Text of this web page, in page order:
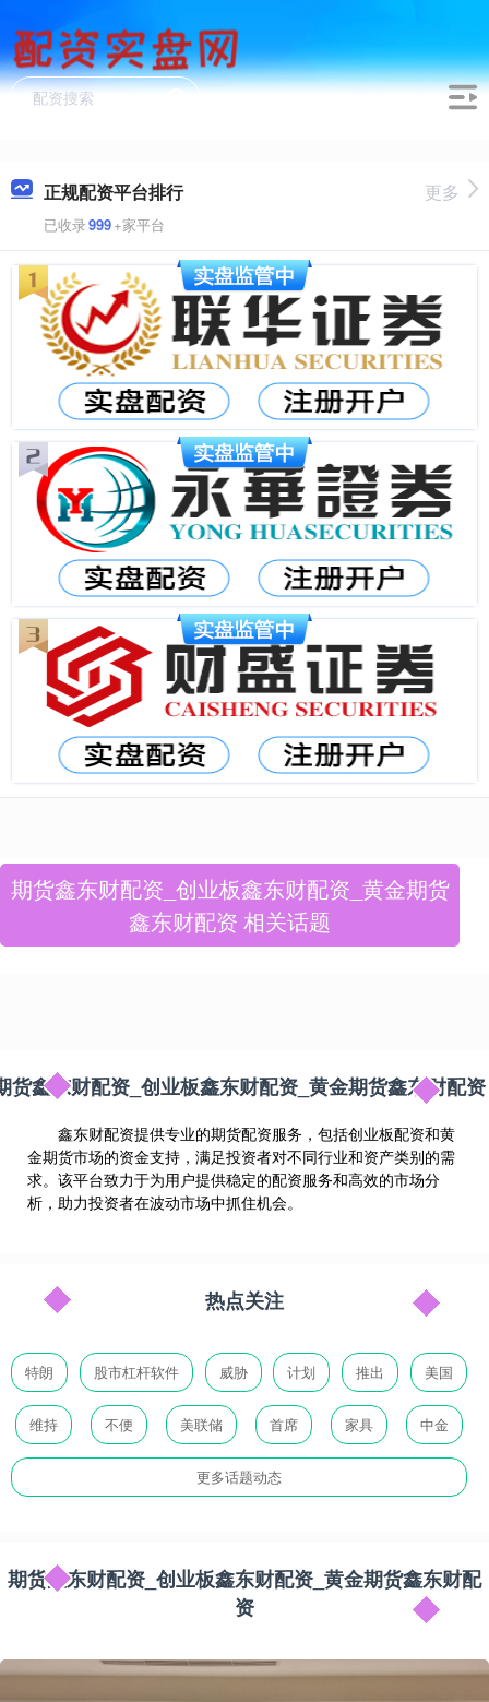
正规配资平台排行
已收录999+家平台
更多
期货鑫东财配资_创业板鑫东财配资_黄金期货
鑫东财配资 相关话题
货鑫东财配资_创业板鑫东财配资_黄金期货鑫东财配资
鑫东财配资提供专业的期货配资服务，包括创业板配资和黄
金期货市场的资金支持，满足投资者对不同行业和资产类别的需
求。该平台致力于为用户提供稳定的配资服务和高效的市场分
析，助力投资者在波动市场中抓住机会。
热点关注
特朗 股市杠杆软件 威胁 计划 推出 美国
维持 不便 美联储 首席 家具 中金
更多话题动态
期货鑫东财配资_创业板鑫东财配资_黄金期货鑫东财配
资